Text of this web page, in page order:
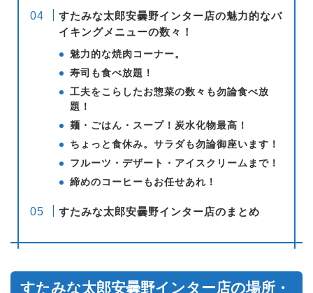
すたみな太郎安曇野インター店の魅力的なバ
イキングメニューの数々！
魅力的な焼肉コーナー。
寿司も食べ放題！
工夫をこらしたお惣菜の数々も勿論食べ放
題！
麺・ごはん・スープ！炭水化物最高！
ちょっと食休み。サラダも勿論御座います！
フルーツ・デザート・アイスクリームまで！
締めのコーヒーもお任せあれ！
すたみな太郎安曇野インター店のまとめ
すたみな太郎安曇野インター店の場所・